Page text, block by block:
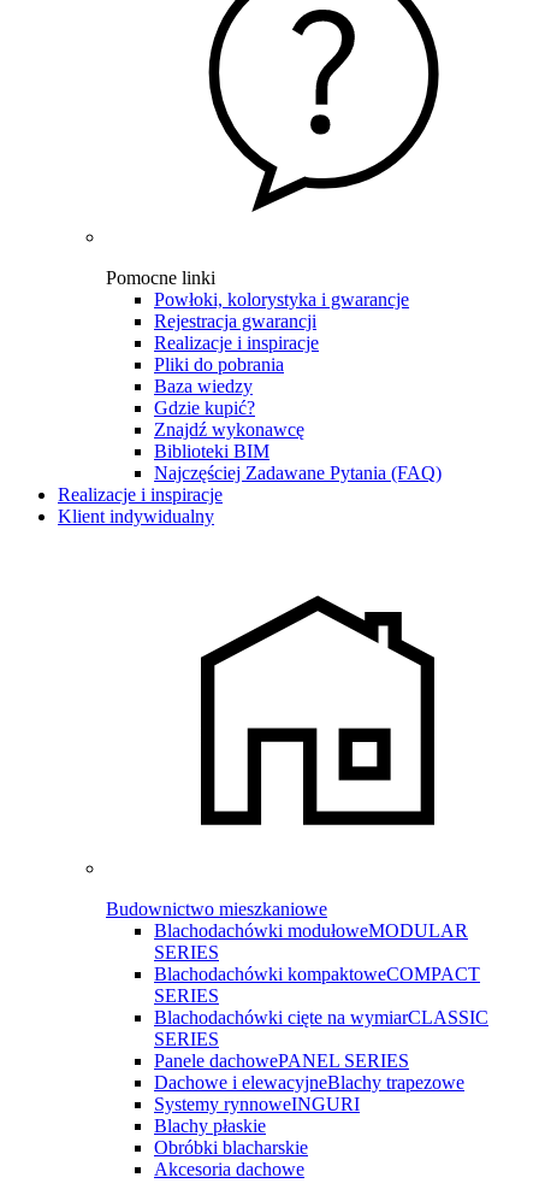
Pomocne linki
Powłoki, kolorystyka i gwarancje
Rejestracja gwarancji
Realizacje i inspiracje
Pliki do pobrania
Baza wiedzy
Gdzie kupić?
Znajdź wykonawcę
Biblioteki BIM
Najczęściej Zadawane Pytania (FAQ)
Realizacje i inspiracje
Klient indywidualny
Budownictwo mieszkaniowe
Blachodachówki modułoweMODULAR
SERIES
Blachodachówki kompaktoweCOMPACT
SERIES
Blachodachówki cięte na wymiarCLASSIC
SERIES
Panele dachowePANEL SERIES
Dachowe i elewacyjneBlachy trapezowe
Systemy rynnoweINGURI
Blachy płaskie
Obróbki blacharskie
Akcesoria dachowe